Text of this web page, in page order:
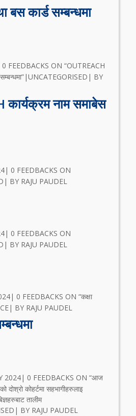
बस कार्ड सम्बन्धमा
COMMENTS
0 FEEDBACKS ON “OUTREACH
UNCATEGORISED
BY
नाम समाबेस
COMMENTS
0 FEEDBACKS ON
BY RAJU PAUDEL
COMMENTS
0 FEEDBACKS ON
BY RAJU PAUDEL
COMMENTS
0 FEEDBACKS ON “कक्षा
BY RAJU PAUDEL
2024 COMMENTS
0 FEEDBACKS ON “आज
दोश्रो कोहर्टमा सहभागीहरुलाइ
तालीम
BY RAJU PAUDEL